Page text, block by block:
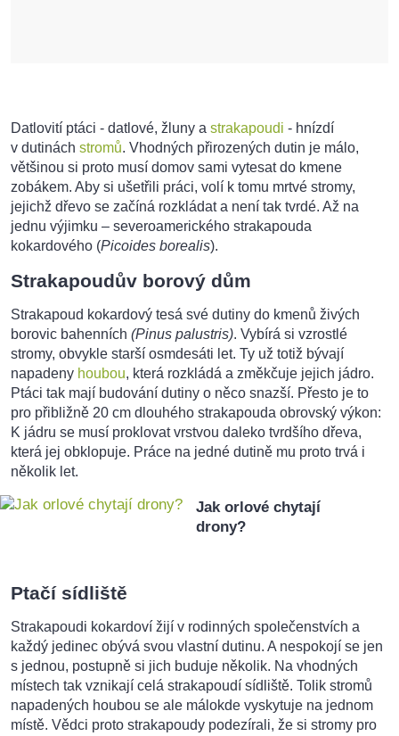
Datlovití ptáci - datlové, žluny a strakapoudi - hnízdí
v dutinách stromů. Vhodných přirozených dutin je málo,
většinou si proto musí domov sami vytesat do kmene
zobákem. Aby si ušetřili práci, volí k tomu mrtvé stromy,
jejichž dřevo se začíná rozkládat a není tak tvrdé. Až na
jednu výjimku – severoamerického strakapouda
kokardového (Picoides borealis).
Strakapoudův borový dům
Strakapoud kokardový tesá své dutiny do kmenů živých
borovic bahenních (Pinus palustris). Vybírá si vzrostlé
stromy, obvykle starší osmdesáti let. Ty už totiž bývají
napadeny houbou, která rozkládá a změkčuje jejich jádro.
Ptáci tak mají budování dutiny o něco snazší. Přesto je to
pro přibližně 20 cm dlouhého strakapouda obrovský výkon:
K jádru se musí proklovat vrstvou daleko tvrdšího dřeva,
která jej obklopuje. Práce na jedné dutině mu proto trvá i
několik let.
Jak orlové chytají
drony?
Ptačí sídliště
Strakapoudi kokardoví žijí v rodinných společenstvích a
každý jedinec obývá svou vlastní dutinu. A nespokojí se jen
s jednou, postupně si jich buduje několik. Na vhodných
místech tak vznikají celá strakapoudí sídliště. Tolik stromů
napadených houbou se ale málokde vyskytuje na jednom
místě. Vědci proto strakapoudy podezírali, že si stromy pro